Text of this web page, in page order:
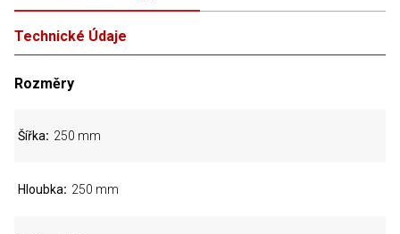
Technické Údaje
Rozměry
Šířka 250 mm
Hloubka 250 mm